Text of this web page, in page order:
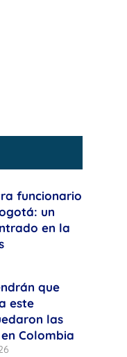
funcionario
un
en la
que
este
las
Colombia